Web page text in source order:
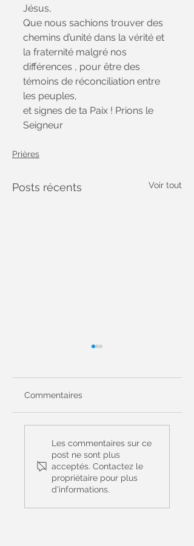
Jésus,
Que nous sachions trouver des
chemins d’unité dans la vérité et
la fraternité malgré nos
différences , pour être des
témoins de réconciliation entre
les peuples,
et signes de ta Paix ! Prions le
Seigneur
Prières
Posts récents Voir tout
Prière Universelle
du 14 juin - 11ème
dimanche du
Temps Ordinaire -
(Matthieu 9, 36 – 10,
8)
Commentaires
Les commentaires sur ce
post ne sont plus
acceptés. Contactez le
propriétaire pour plus
d'informations.